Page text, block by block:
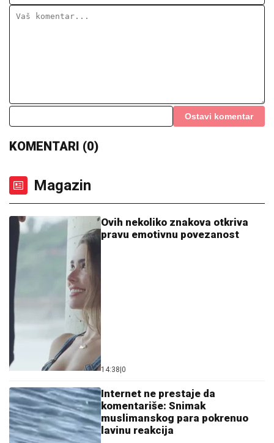
Ostavi komentar
KOMENTARI (0)
Magazin
Ovih nekoliko znakova otkriva
pravu emotivnu povezanost
14:38 0
Internet ne prestaje da
komentariše: Snimak
muslimanskog para pokrenuo
lavinu reakcija